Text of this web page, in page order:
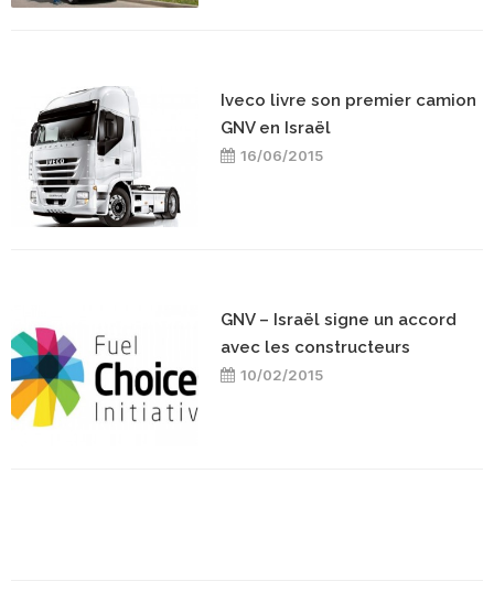
Iveco livre son premier camion
GNV en Israël
16/06/2015
GNV – Israël signe un accord
avec les constructeurs
10/02/2015